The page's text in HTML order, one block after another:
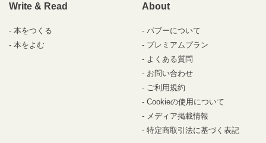
Write & Read
本をつくる
本をよむ
About
パブーについて
プレミアムプラン
よくある質問
お問い合わせ
ご利用規約
Cookieの使用について
メディア掲載情報
特定商取引法に基づく表記